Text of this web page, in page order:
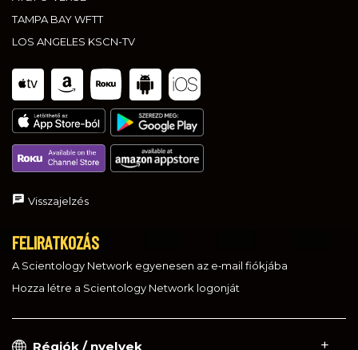
TAMPA BAY WFTT
LOS ANGELES KSCN-TV
Visszajelzés
FELIRATKOZÁS
A Scientology Network egyenesen az e‑mail fiókjába
Hozza létre a Scientology Network logonját
Régiók / nyelvek